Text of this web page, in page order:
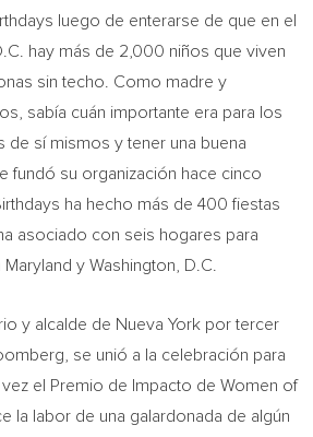
luego de enterarse de que en el
hay más de 2,000 niños que viven
sin techo. Como madre y
sabía cuán importante era para los
de sí mismos y tener una buena
fundó su organización hace cinco
ha hecho más de 400 fiestas
asociado con seis hogares para
Maryland y Washington, D.C.
y alcalde de Nueva York por tercer
, se unió a la celebración para
el Premio de Impacto de Women of
la labor de una galardonada de algún